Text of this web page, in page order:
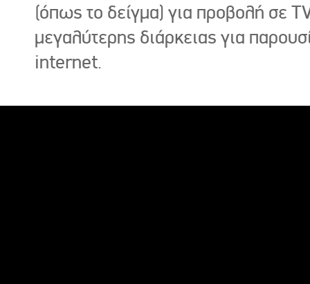
(όπως το δείγμα) για προβολή σε
μεγαλύτερης διάρκειας για
internet.